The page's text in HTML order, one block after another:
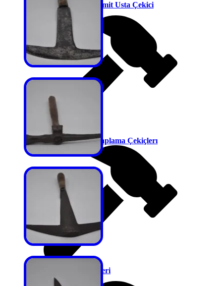
Kayrak Taşı Kiremit Usta Çekici
Kurşun Tavan Kaplama Çekiçlerı
Marangoz Çekiçleri